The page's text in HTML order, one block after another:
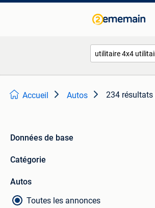
Accueil Autos 234 résultats
Données de base
Catégorie
Autos
Toutes les annonces